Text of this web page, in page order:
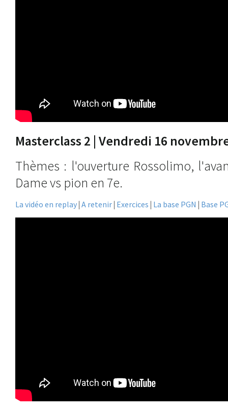
Masterclass 2 | Vendredi 16
Thèmes : l'ouverture Rossolimo,
Dame vs pion en 7e.
La vidéo en replay | A retenir | Exercices | La base PGN | Base